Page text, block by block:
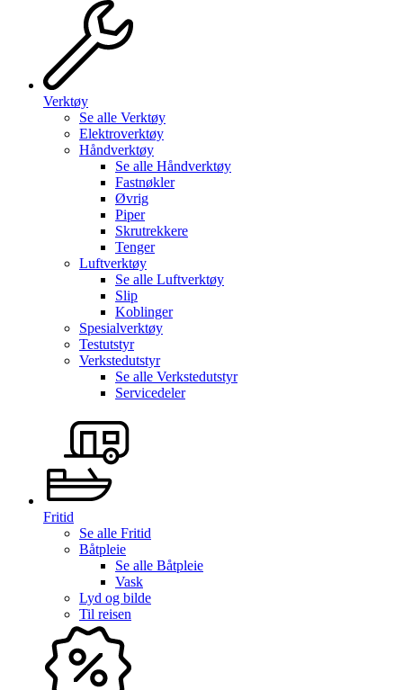
Verktøy
Se alle Verktøy
Elektroverktøy
Håndverktøy
Se alle Håndverktøy
Fastnøkler
Øvrig
Piper
Skrutrekkere
Tenger
Luftverktøy
Se alle Luftverktøy
Slip
Koblinger
Spesialverktøy
Testutstyr
Verkstedutstyr
Se alle Verkstedutstyr
Servicedeler
Fritid
Se alle Fritid
Båtpleie
Se alle Båtpleie
Vask
Lyd og bilde
Til reisen